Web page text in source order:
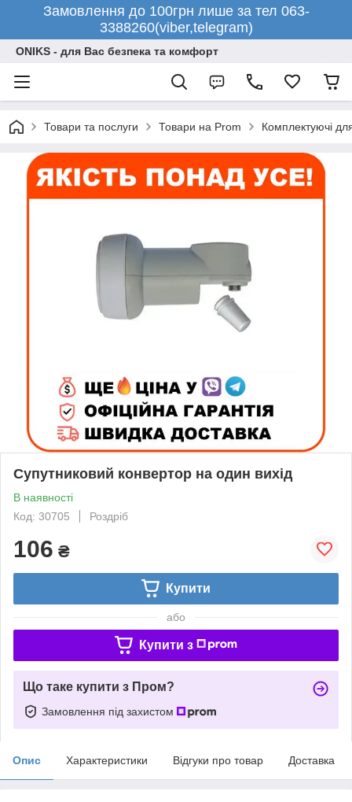
Замовлення до 100грн лише за тел 063-
3388260(viber,telegram)
ONIKS - для Вас безпека та комфорт
Товари та послуги Товари на Prom Комплектуючі
Супутниковий конвертор на один вихід
В наявності
Код: 30705
Роздріб
106 ₴
Купити
або
Купити з
Що таке купити з Пром?
Замовлення під захистом
Опис Характеристики Відгуки про товар Доставка